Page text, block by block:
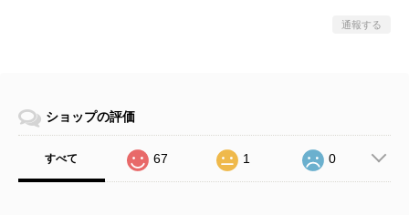
通報する
ショップの評価
すべて 67 1 0